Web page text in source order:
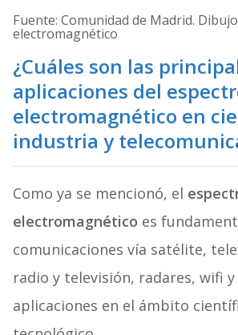
Fuente: Comunidad de Madrid.
electromagnético
¿Cuáles son las
aplicaciones del
electromagnético en
industria y
Como ya se mencionó, el
electromagnético es
comunicaciones vía satélite,
radio y televisión, radares, wifi
aplicaciones en el ámbito